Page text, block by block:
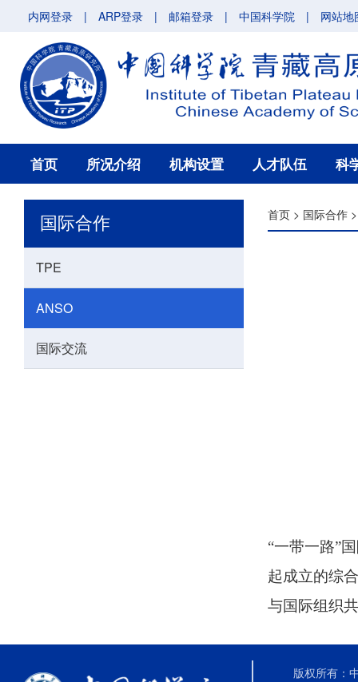
内网登录 | ARP登录 | 邮箱登录 | 中国科学院 | 网站地
首页 所况介绍 机构设置 人才队伍 科
国际合作
TPE
ANSO
国际交流
首页 > 国际合作
“一带一路”
起成立的综
与国际组织
版权所有：